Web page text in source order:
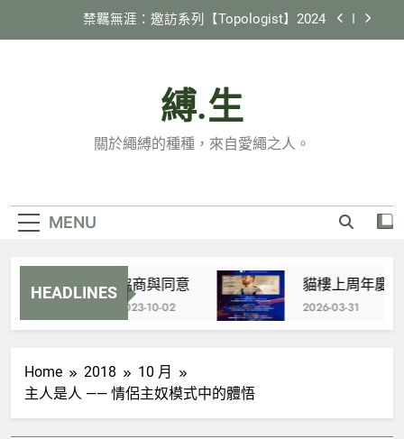
禁羈無涯：邀訪系列【Topologist】2024
《縛生講座》#22 日本繩縛社群跑跳生存報告
貓樓上周年慶 特別企劃 X 國際邀約計劃
【Tamandua】
縛.生
關於繩縛的種種，來自愛繩之人。
MENU
HEADLINES協商與同意
2023-10-02
貓樓上周年慶 特
2026-03-31
Home 2018
10 月
主人是人 —— 情侶主奴模式中的體悟